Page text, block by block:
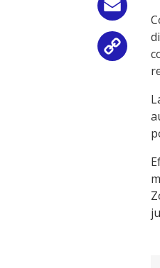
Copy
Link